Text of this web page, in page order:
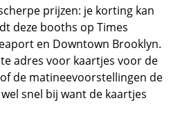
prijzen: je korting kan
deze booths op Times
en Downtown Brooklyn.
adres voor kaartjes voor de
de matineevoorstellingen de
snel bij want de kaartjes